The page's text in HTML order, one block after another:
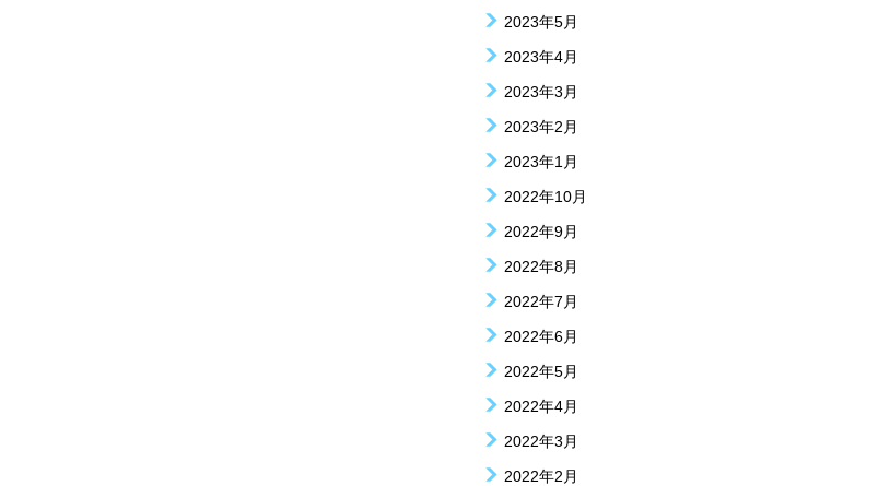
2023年5月
2023年4月
2023年3月
2023年2月
2023年1月
2022年10月
2022年9月
2022年8月
2022年7月
2022年6月
2022年5月
2022年4月
2022年3月
2022年2月